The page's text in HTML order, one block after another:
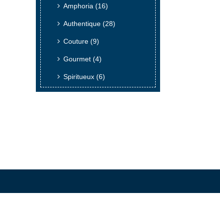
Amphoria (16)
Authentique (28)
Couture (9)
Gourmet (4)
Spiritueux (6)